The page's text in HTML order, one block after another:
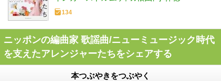
134
ニッポンの編曲家 歌謡曲/ニューミュージック時代
を支えたアレンジャーたちをシェアする
本つぶやきをつぶやく